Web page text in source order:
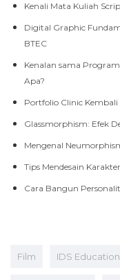
Kenali Mata Kuliah
Digital Graphic
BTEC
Kenalan sama
Apa?
Portfolio Clinic
Glassmorphism: Efek
Mengenal
Tips Mendesain
Cara Bangun
Film IDS Education